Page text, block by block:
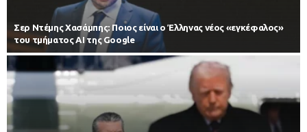
Σερ Ντέμης Χασάμπης: Ποιος είναι ο Έλληνας νέος «εγκέφαλος»
του τμήματος AI της Google